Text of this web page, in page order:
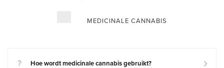
MEDICINALE CANNABIS
Hoe wordt medicinale cannabis gebruikt?